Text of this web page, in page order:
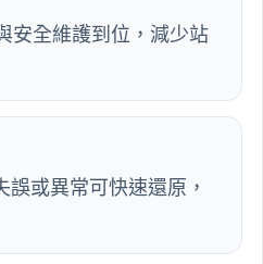
安全維護到位，減少站
或異常可快速還原，